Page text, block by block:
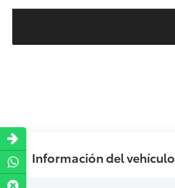
Información del vehículo